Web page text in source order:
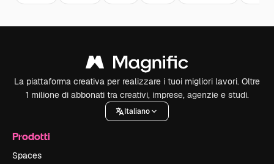
La piattaforma creativa per realizzare i tuoi migliori lavori. Oltre
1 milione di abbonati tra creativi, imprese, agenzie e studi.
Italiano
Prodotti
Spaces